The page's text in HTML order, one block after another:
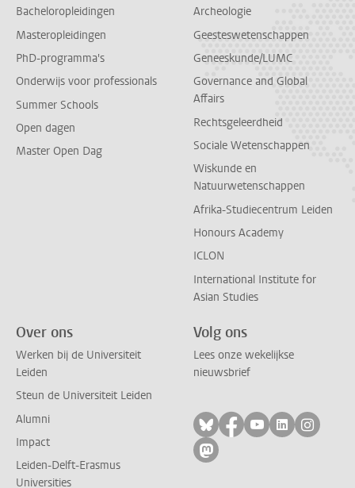
Bacheloropleidingen
Masteropleidingen
PhD-programma's
Onderwijs voor professionals
Summer Schools
Open dagen
Master Open Dag
Archeologie
Geesteswetenschappen
Geneeskunde/LUMC
Governance and Global
Affairs
Rechtsgeleerdheid
Sociale Wetenschappen
Wiskunde en
Natuurwetenschappen
Afrika-Studiecentrum Leiden
Honours Academy
ICLON
International Institute for
Asian Studies
Over ons
Werken bij de Universiteit
Leiden
Steun de Universiteit Leiden
Alumni
Impact
Leiden-Delft-Erasmus
Universities
Volg ons
Lees onze wekelijkse
nieuwsbrief
Volg ons op bluesky
Volg ons op
Volg ons op
Volg ons
Volg
Volg ons op mastodon